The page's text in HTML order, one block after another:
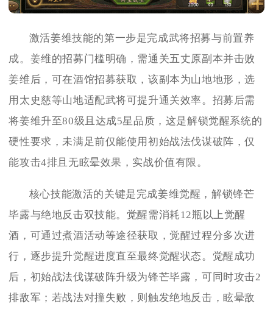
激活姜维技能的第一步是完成武将招募与前置养
成。姜维的招募门槛明确，需通关五丈原副本并击败
姜维后，可在酒馆招募获取，该副本为山地地形，选
用太史慈等山地适配武将可提升通关效率。招募后需
将姜维升至80级且达成5星品质，这是解锁觉醒系统的
硬性要求，未满足前仅能使用初始战法伐谋破阵，仅
能攻击4排且无眩晕效果，实战价值有限。
核心技能激活的关键是完成姜维觉醒，解锁锋芒
毕露与绝地反击双技能。觉醒需消耗12瓶以上觉醒
酒，可通过煮酒活动等途径获取，觉醒过程分多次进
行，逐步提升觉醒进度直至最终觉醒状态。觉醒成功
后，初始战法伐谋破阵升级为锋芒毕露，可同时攻击2
排敌军；若战法对撞失败，则触发绝地反击，眩晕敌